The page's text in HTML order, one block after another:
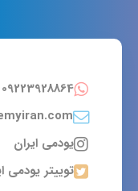
09223928864
یودمی ایران
توییتر یودمی